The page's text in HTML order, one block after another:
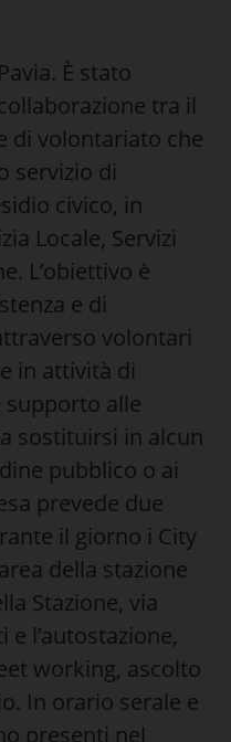
È stato
tra il
di volontariato che
servizio di
civico, in
Locale, Servizi
L’obiettivo è
e di
volontari
in attività di
alle
sostituirsi in alcun
pubblico o ai
prevede due
il giorno i City
della stazione
Stazione, via
l’autostazione,
working, ascolto
In orario serale e
presenti nel